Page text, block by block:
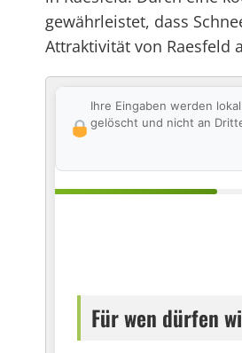
gewährleistet, dass
Attraktivität von Raesfeld
Ihre Eingaben werden
gelöscht und nicht an
Für wen dürfen